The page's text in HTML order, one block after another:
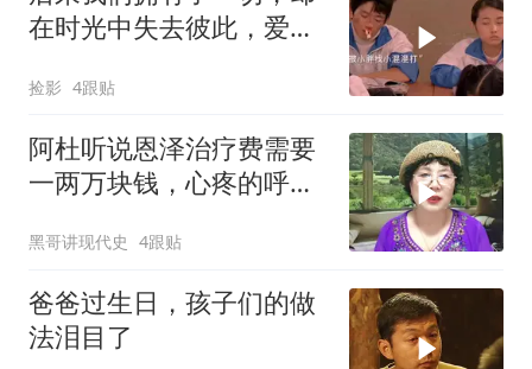
在时光中失去彼此，爱情
捡影 4跟贴
阿杜听说恩泽治疗费需要
一两万块钱，心疼的呼吸
黑哥讲现代史 4跟贴
爸爸过生日，孩子们的做
法泪目了